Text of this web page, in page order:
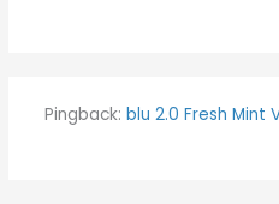
Pingback: blu 2.0 Fresh Mint